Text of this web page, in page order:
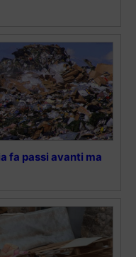
fa passi avanti ma